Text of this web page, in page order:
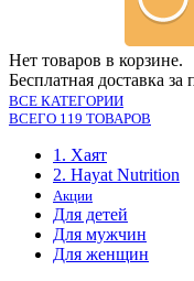
Нет товаров в корзине.
Бесплатная доставка за
ВСЕ КАТЕГОРИИ
ВСЕГО 119 ТОВАРОВ
1. Хаят
2. Hayat Nutrition
Акции
Для детей
Для мужчин
Для женщин